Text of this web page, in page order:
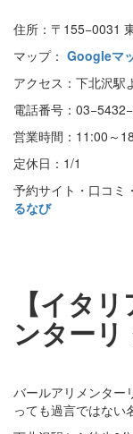
住所：〒155−0031
マップ： Googleマ
アクセス：下北沢駅
電話番号：
営業時間：11:00～
定休日：1/1
予約サイト・口コミ
るなび
【イタ
ンターリ
バールアリメンター
っても過言ではない